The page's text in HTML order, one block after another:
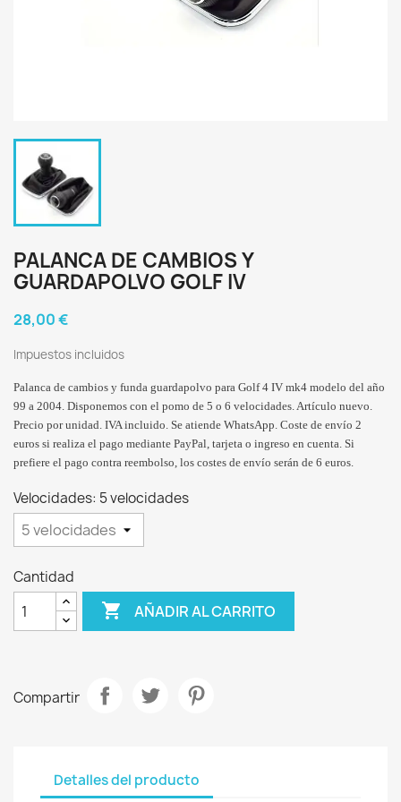
PALANCA DE CAMBIOS Y
GUARDAPOLVO GOLF IV
28,00 €
Impuestos incluidos
Palanca de cambios y funda guardapolvo para Golf 4 IV mk4 modelo del año
99 a 2004. Disponemos con el pomo de 5 o 6 velocidades. Artículo nuevo.
Precio por unidad. IVA incluido. Se atiende WhatsApp. Coste de envío 2
euros si realiza el pago mediante PayPal, tarjeta o ingreso en cuenta. Si
prefiere el pago contra reembolso, los costes de envío serán de 6 euros.
Velocidades: 5 velocidades
Cantidad
 AÑADIR AL CARRITO
Compartir
Detalles del producto